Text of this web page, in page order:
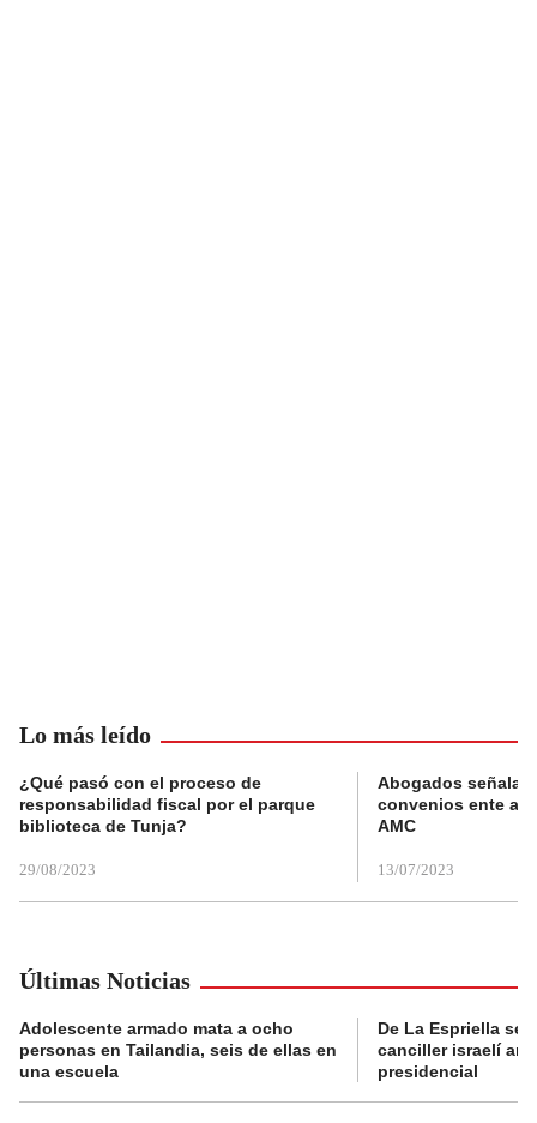
Lo más leído
¿Qué pasó con el proceso de
responsabilidad fiscal por el parque
biblioteca de Tunja?
29/08/2023
Abogados
convenios ente
AMC
13/07/2023
Últimas Noticias
Adolescente armado mata a ocho
personas en Tailandia, seis de ellas en
una escuela
De La Espriella se
canciller israelí
presidencial